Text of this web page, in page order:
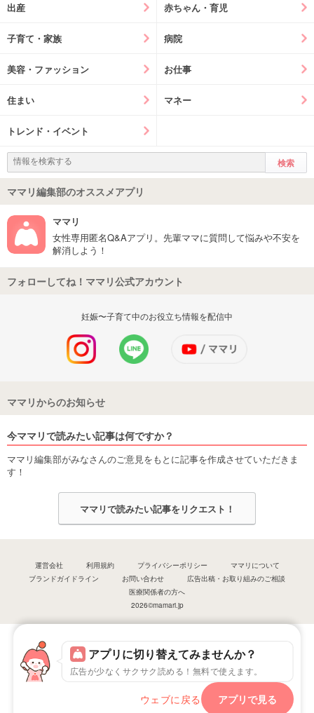
アプリに切り替えてみませんか？
広告が少なくサクサク読める！無料で使えます。
ウェブに戻る アプリで見る
出産 赤ちゃん・育児
子育て・家族 病院
美容・ファッション お仕事
住まい マネー
トレンド・イベント
ママリ編集部のオススメアプリ
ママリ
女性専用匿名Q&Aアプリ。先輩ママに質問して悩みや不安を
解消しよう！
フォローしてね！ママリ公式アカウント
妊娠〜子育て中のお役立ち情報を配信中
ママリからのお知らせ
今ママリで読みたい記事は何ですか？
ママリ編集部がみなさんのご意見をもとに記事を作成させていただきま
す！
ママリで読みたい記事をリクエスト！
運営会社 利用規約 プライバシーポリシー
ママリについて
ブランドガイドライン
お問い合わせ
広告出稿・お取り組みのご相談
医療関係者の方へ
2026©mamari.jp